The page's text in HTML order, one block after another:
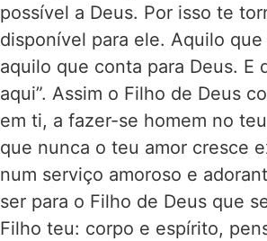
possível a Deus. Por isso te
disponível para ele. Aquilo
aquilo que conta para Deus. E
aqui”. Assim o Filho de Deus
em ti, a fazer-se homem no
que nunca o teu amor cresce
num serviço amoroso e
ser para o Filho de Deus que
Filho teu: corpo e espírito,